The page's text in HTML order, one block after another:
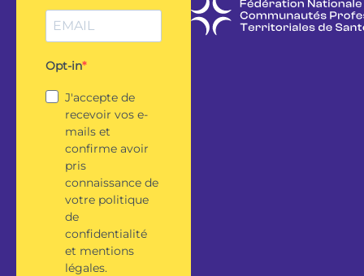
Opt-in
J'accepte de
recevoir vos e-
mails et
confirme avoir
pris
connaissance de
votre politique
de
confidentialité
et mentions
légales.